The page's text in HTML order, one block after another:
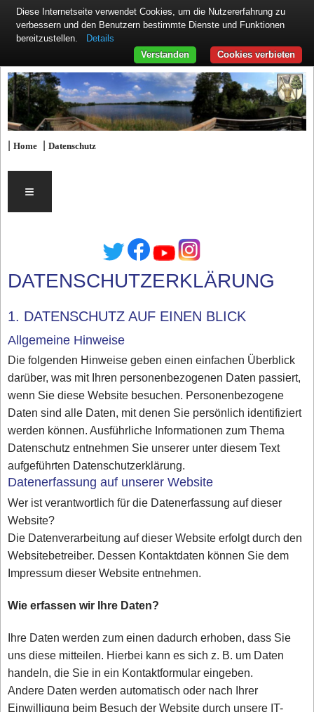
|Home |Datenschutz
≡
DATENSCHUTZERKLÄRUNG
1. DATENSCHUTZ AUF EINEN BLICK
Allgemeine Hinweise
Die folgenden Hinweise geben einen einfachen Überblick
darüber, was mit Ihren personenbezogenen Daten passiert,
wenn Sie diese Website besuchen. Personenbezogene
Daten sind alle Daten, mit denen Sie persönlich identifiziert
werden können. Ausführliche Informationen zum Thema
Datenschutz entnehmen Sie unserer unter diesem Text
aufgeführten Datenschutzerklärung.
Datenerfassung auf unserer Website
Wer ist verantwortlich für die Datenerfassung auf dieser
Website?
Die Datenverarbeitung auf dieser Website erfolgt durch den
Websitebetreiber. Dessen Kontaktdaten können Sie dem
Impressum dieser Website entnehmen.
Wie erfassen wir Ihre Daten?
Ihre Daten werden zum einen dadurch erhoben, dass Sie
uns diese mitteilen. Hierbei kann es sich z. B. um Daten
handeln, die Sie in ein Kontaktformular eingeben.
Andere Daten werden automatisch oder nach Ihrer
Einwilligung beim Besuch der Website durch unsere IT-
Diese Internetseite verwendet Cookies, um die Nutzererfahrung zu
verbessern und den Benutzern bestimmte Dienste und Funktionen
bereitzustellen.
Details
Cookies verbieten
Verstanden